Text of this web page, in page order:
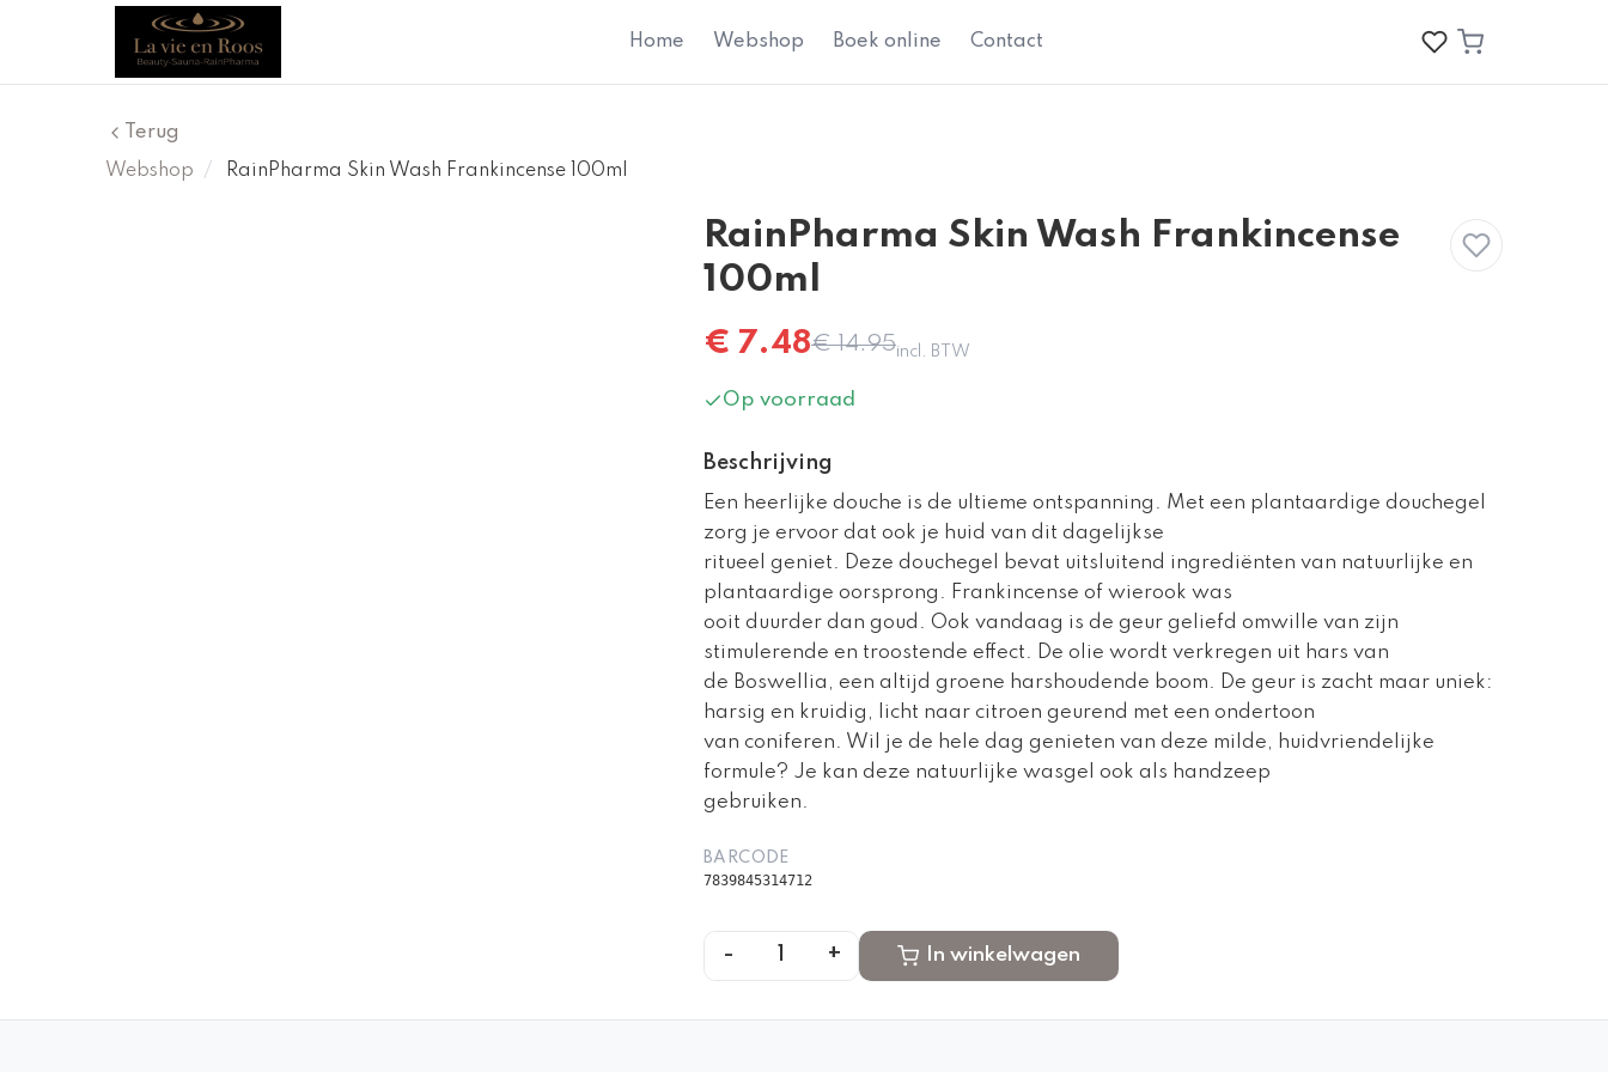
Home Webshop Boek online Contact
Terug
Webshop
/ RainPharma Skin Wash Frankincense 100ml
RainPharma Skin Wash Frankincense
100ml
€ 7.48€14.95incl. BTW
Op voorraad
Beschrijving
Een heerlijke douche is de ultieme ontspanning. Met een plantaardige douchegel
zorg je ervoor dat ook je huid van dit dagelijkse
ritueel geniet. Deze douchegel bevat uitsluitend ingrediënten van natuurlijke en
plantaardige oorsprong. Frankincense of wierook was
ooit duurder dan goud. Ook vandaag is de geur geliefd omwille van zijn
stimulerende en troostende effect. De olie wordt verkregen uit hars van
de Boswellia, een altijd groene harshoudende boom. De geur is zacht maar uniek:
harsig en kruidig, licht naar citroen geurend met een ondertoon
van coniferen. Wil je de hele dag genieten van deze milde, huidvriendelijke
formule? Je kan deze natuurlijke wasgel ook als handzeep
gebruiken.
BARCODE
7839845314712
- + In winkelwagen